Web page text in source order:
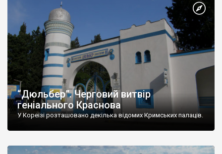
“Дюльбер”. Черговий витвір
геніального Краснова
У Кореїзі розташовано декілька відомих Кримських палаців.